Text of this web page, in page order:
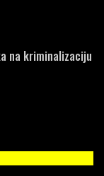
na kriminalizaciju